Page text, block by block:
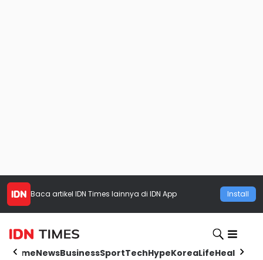
Baca artikel IDN Times lainnya di IDN App Install
HomeNewsBusinessSportTechHypeKoreaLifeHealth